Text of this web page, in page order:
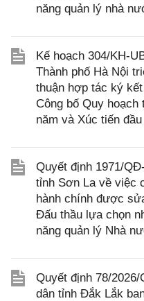
năng quản lý nhà
Kế hoạch 304/KH-
Thành phố Hà Nội
thuận hợp tác ký
Công bố Quy hoạch
năm và Xúc tiến
Quyết định 1971/
tỉnh Sơn La về việc
hành chính được
Đấu thầu lựa chọn
năng quản lý Nhà
Quyết định 78/
dân tỉnh Đắk Lắk